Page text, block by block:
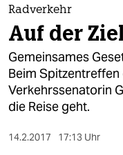
themen
politik
öko
gesellschaft
kultur
Radverkehr
Auf der
Gemeinsames
Beim
Verkehrssenatorin
die Reise geht.
14.2.2017 17:13 Uhr